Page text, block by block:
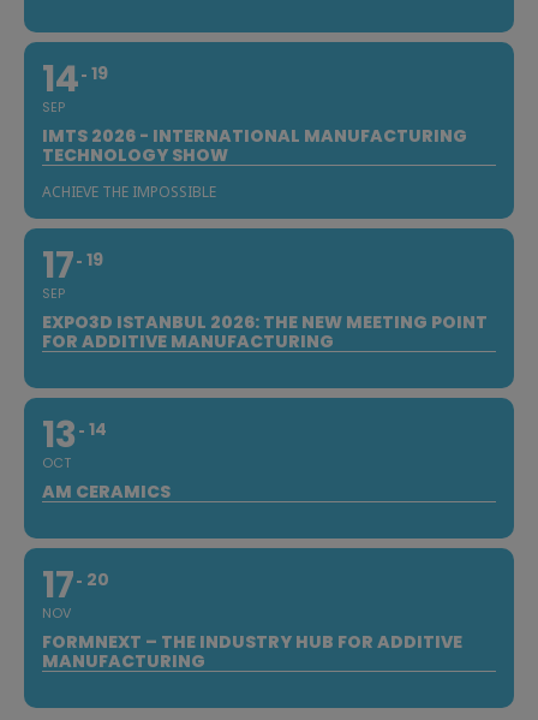
14
SEP
19
IMTS 2026 - INTERNATIONAL MANUFACTURING
TECHNOLOGY SHOW
ACHIEVE THE IMPOSSIBLE
17
SEP
19
EXPO3D ISTANBUL 2026: THE NEW MEETING POINT
FOR ADDITIVE MANUFACTURING
13
OCT
14
AM CERAMICS
17
NOV
20
FORMNEXT – THE INDUSTRY HUB FOR ADDITIVE
MANUFACTURING